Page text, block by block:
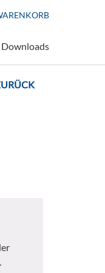
Downloads